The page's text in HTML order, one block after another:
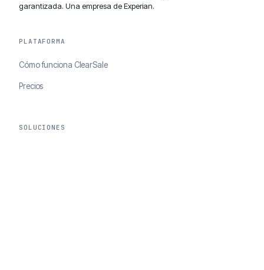
garantizada. Una empresa de Experian.
PLATAFORMA
Cómo funciona ClearSale
Precios
SOLUCIONES